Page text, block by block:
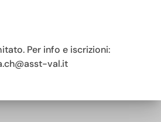
Per info e iscrizioni:
val.it